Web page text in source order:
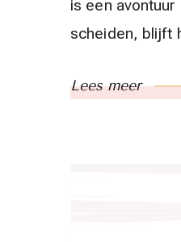
is een
scheiden, blijft
Lees meer